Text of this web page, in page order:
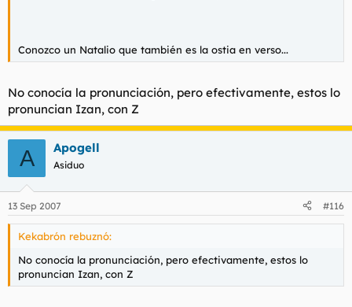
Conozco un Natalio que también es la ostia en verso...
No conocía la pronunciación, pero efectivamente, estos lo
pronuncian Izan, con Z
A Apogell
Asiduo
13 Sep 2007 #116
Kekabrón rebuznó:
No conocía la pronunciación, pero efectivamente, estos lo
pronuncian Izan, con Z